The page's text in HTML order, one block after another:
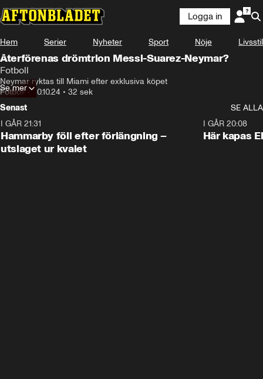
Logga in
Hem Serier Nyheter Sport Nöje Livsstil
Återförenas drömtrion Messi-Suarez-Neymar?
Fotboll
Neymar ryktas till Miami efter exklusiva köpet
Fotboll•30.10.24 • 32 sek
Se mer
Senast
SE ALLA
I GÅR 21:31
Hammarby föll efter förlängning –
utslaget ur kvalet
I GÅR 20:08
Här kapas